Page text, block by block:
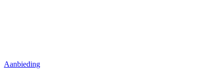
Aanbieding